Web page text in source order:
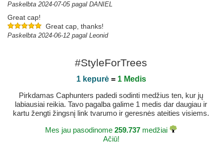
Paskelbta 2024-07-05 pagal DANIEL
Great cap!
Great cap, thanks!
Paskelbta 2024-06-12 pagal Leonid
#StyleForTrees
1 kepurė= 1 Medis
Pirkdamas Caphunters padedi sodinti medžius ten, kur jų
labiausiai reikia. Tavo pagalba galime 1 medis dar daugiau ir
kartu žengti žingsnį link tvarumo ir geresnės ateities visiems.
Mes jau pasodinome 259.737 medžiai
Ačiū!